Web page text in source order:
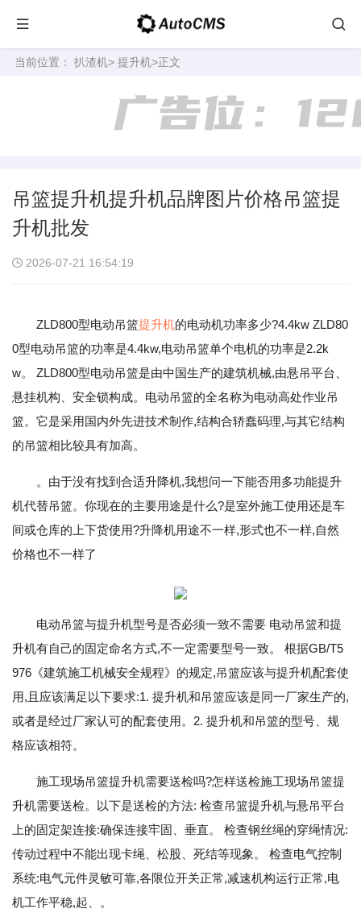
当前位置： 扒渣机> 提升机>正文
吊篮提升机提升机品牌图片价格吊篮提
升机批发
2026-07-21 16:54:19
ZLD800型电动吊篮提升机的电动机功率多少?4.4kw ZLD80
0型电动吊篮的功率是4.4kw,电动吊篮单个电机的功率是2.2k
w。 ZLD800型电动吊篮是由中国生产的建筑机械,由悬吊平台、
悬挂机构、安全锁构成。电动吊篮的全名称为电动高处作业吊
篮。它是采用国内外先进技术制作,结构合轿蠢码理,与其它结构
的吊篮相比较具有加高。
。由于没有找到合适升降机,我想问一下能否用多功能提升
机代替吊篮。你现在的主要用途是什么?是室外施工使用还是车
间或仓库的上下货使用?升降机用途不一样,形式也不一样,自然
价格也不一样了
电动吊篮与提升机型号是否必须一致不需要 电动吊篮和提
升机有自己的固定命名方式,不一定需要型号一致。 根据GB/T5
976《建筑施工机械安全规程》的规定,吊篮应该与提升机配套使
用,且应该满足以下要求:1. 提升机和吊篮应该是同一厂家生产的,
或者是经过厂家认可的配套使用。2. 提升机和吊篮的型号、规
格应该相符。
施工现场吊篮提升机需要送检吗?怎样送检施工现场吊篮提
升机需要送检。以下是送检的方法: 检查吊篮提升机与悬吊平台
上的固定架连接:确保连接牢固、垂直。 检查钢丝绳的穿绳情况:
传动过程中不能出现卡绳、松股、死结等现象。 检查电气控制
系统:电气元件灵敏可靠,各限位开关正常,减速机构运行正常,电
机工作平稳,起、。